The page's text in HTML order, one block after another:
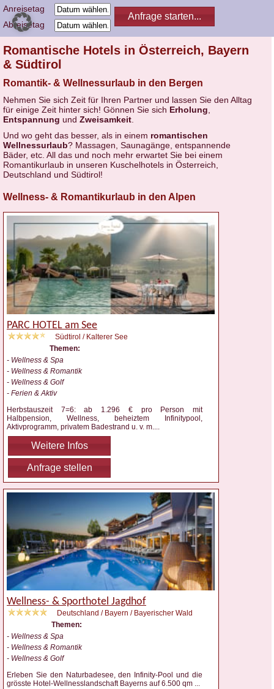
Anreisetag
Abreisetag
Romantische Hotels in Österreich, Bayern
& Südtirol
Romantik- & Wellnessurlaub in den Bergen
Nehmen Sie sich Zeit für Ihren Partner und lassen Sie den Alltag
für einige Zeit hinter sich! Gönnen Sie sich Erholung
Entspannung und Zweisamkeit
Und wo geht das besser, als in einem romantischen
Wellnessurlaub? Massagen, Saunagänge, entspannende
Bäder, etc. All das und noch mehr erwartet Sie bei einem
Romantikurlaub in unseren Kuschelhotels in Österreich,
Deutschland und Südtirol!
Wellness- & Romantikurlaub in den Alpen
PARC HOTEL am See
Südtirol / Kalterer See
Themen:
- Wellness & Spa
- Wellness & Romantik
- Wellness & Golf
- Ferien & Aktiv
Herbstauszeit 7=6: ab 1.296 € pro Person mit
Halbpension, Wellness, beheiztem Infinitypool,
Aktivprogramm, privatem Badestrand u. v. m.
Weitere Infos
Anfrage stellen
Wellness- & Sporthotel Jagdhof
Deutschland / Bayern / Bayerischer Wald
Themen:
- Wellness & Spa
- Wellness & Romantik
- Wellness & Golf
Erleben Sie den Naturbadesee, den Infinity-Pool und die
grösste Hotel-Wellnesslandschaft Bayerns auf 6.500 qm ...